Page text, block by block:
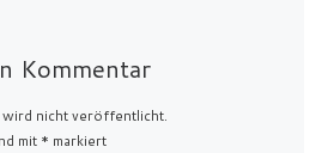
Kommentar
nicht veröffentlicht.
mit * markiert